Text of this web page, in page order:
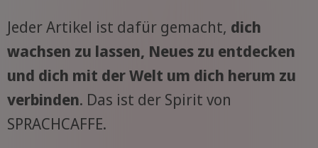
Jeder Artikel ist dafür gemacht, dich
wachsen zu lassen, Neues zu entdecken
und dich mit der Welt um dich herum zu
verbinden. Das ist der Spirit von
SPRACHCAFFE.